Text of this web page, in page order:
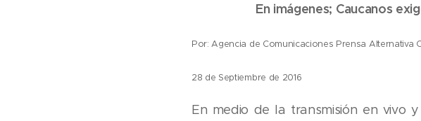
En imágenes; Caucanos
Por: Agencia de Comunicaciones Prensa Alternativa
28 de Septiembre de 2016
En medio de la transmisión en vivo